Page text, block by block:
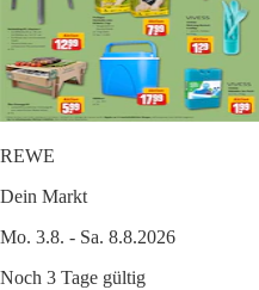
REWE
Dein Markt
Mo. 3.8. - Sa. 8.8.2026
Noch 3 Tage gültig